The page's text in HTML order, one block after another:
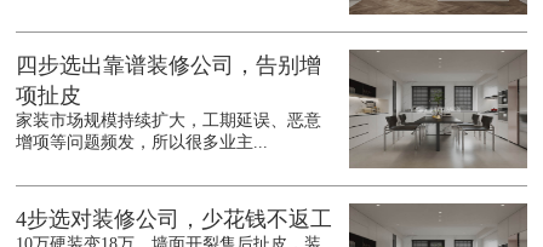
四步选出靠谱装修公司，告别增
项扯皮
家装市场规模持续扩大，工期延误、恶意
增项等问题频发，所以很多业主...
4步选对装修公司，少花钱不返工